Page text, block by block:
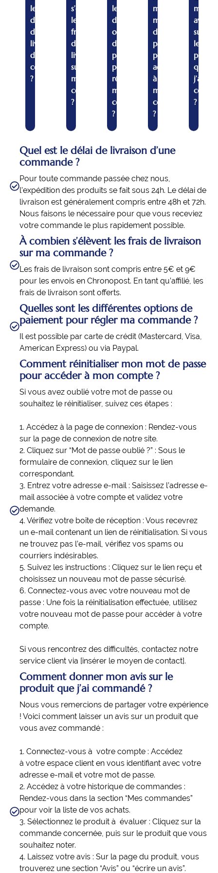
le
délai
de
livraison
d’une
commande
?
s’élèvent
les
frais
de
livraison
sur
ma
commande
?
les
différentes
options
de
paiement
pour
régler
ma
commande
?
mon
mot
de
passe
pour
accéder
à
mon
compte
?
mon
avis
sur
le
que
j’ai
?
Quel est le délai de livraison d’une
commande ?
Pour toute commande passée chez nous,
l’expédition des produits se fait sous 24h. Le délai de
livraison est généralement compris entre 48h et 72h.
Nous faisons le nécessaire pour que vous receviez
votre commande le plus rapidement possible.
À combien s’élèvent les frais de livraison
sur ma commande ?
Les frais de livraison sont compris entre 5€ et 9€
pour les envois en Chronopost. En tant qu’affilié, les
frais de livraison sont offerts.
Quelles sont les différentes options de
paiement pour régler ma commande ?
Il est possible par carte de crédit (Mastercard, Visa,
American Express) ou via Paypal.
Comment réinitialiser mon mot de passe
pour accéder à mon compte ?
Si vous avez oublié votre mot de passe ou
souhaitez le réinitialiser, suivez ces étapes :
1. Accédez à la page de connexion : Rendez-vous
sur la page de connexion de notre site.
2. Cliquez sur “Mot de passe oublié ?” : Sous le
formulaire de connexion, cliquez sur le lien
correspondant.
3. Entrez votre adresse e-mail : Saisissez l’adresse e-
mail associée à votre compte et validez votre
demande.
4. Vérifiez votre boîte de réception : Vous recevrez
un e-mail contenant un lien de réinitialisation. Si vous
ne trouvez pas l’e-mail, vérifiez vos spams ou
courriers indésirables.
5. Suivez les instructions : Cliquez sur le lien reçu et
choisissez un nouveau mot de passe sécurisé.
6. Connectez-vous avec votre nouveau mot de
passe : Une fois la réinitialisation effectuée, utilisez
votre nouveau mot de passe pour accéder à votre
compte.
Si vous rencontrez des difficultés, contactez notre
service client via [insérer le moyen de contact].
Comment donner mon avis sur le
produit que j’ai commandé ?
Nous vous remercions de partager votre expérience
! Voici comment laisser un avis sur un produit que
vous avez commandé :
1. Connectez-vous à votre compte : Accédez
à votre espace client en vous identifiant avec votre
adresse e-mail et votre mot de passe.
2. Accédez à votre historique de commandes :
Rendez-vous dans la section “Mes commandes”
pour voir la liste de vos achats.
3. Sélectionnez le produit à évaluer : Cliquez sur la
commande concernée, puis sur le produit que vous
souhaitez noter.
4. Laissez votre avis : Sur la page du produit, vous
trouverez une section “Avis” ou “écrire un avis”.